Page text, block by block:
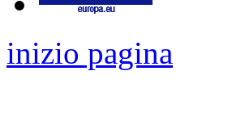
inizio pagina